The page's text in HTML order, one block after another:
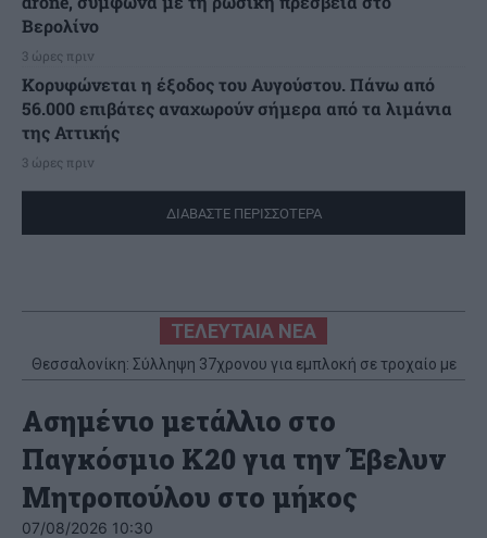
Βερολίνο
3 ώρες πριν
Κορυφώνεται η έξοδος του Αυγούστου. Πάνω από
56.000 επιβάτες αναχωρούν σήμερα από τα λιμάνια
της Αττικής
3 ώρες πριν
ΔΙΑΒΑΣΤΕ ΠΕΡΙΣΣΟΤΕΡΑ